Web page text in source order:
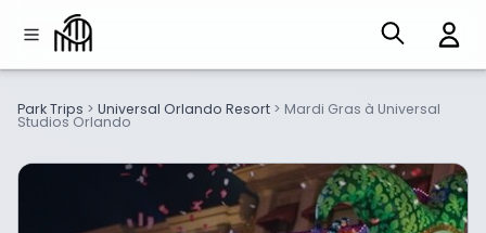
Park Trips > Universal Orlando Resort > Mardi Gras à Universal
Studios Orlando